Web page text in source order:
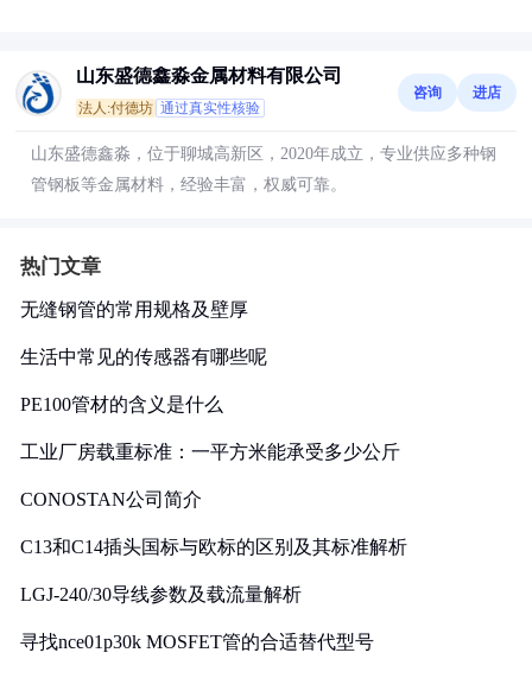
山东盛德鑫淼金属材料有限公司
法人:付德坊 通过真实性核验
咨询 进店
山东盛德鑫淼，位于聊城高新区，2020年成立，专业供应多种钢
管钢板等金属材料，经验丰富，权威可靠。
热门文章
无缝钢管的常用规格及壁厚
生活中常见的传感器有哪些呢
PE100管材的含义是什么
工业厂房载重标准：一平方米能承受多少公斤
CONOSTAN公司简介
C13和C14插头国标与欧标的区别及其标准解析
LGJ-240/30导线参数及载流量解析
寻找nce01p30k MOSFET管的合适替代型号